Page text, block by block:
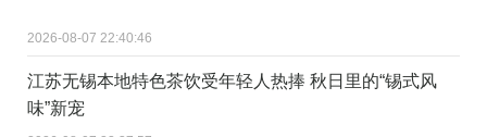
2026-08-07 22:40:46
江苏无锡本地特色茶饮受年轻人热捧 秋日里的“锡式风
味”新宠